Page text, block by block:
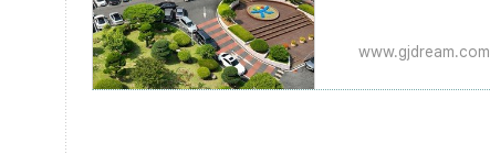
www.gjdream.com